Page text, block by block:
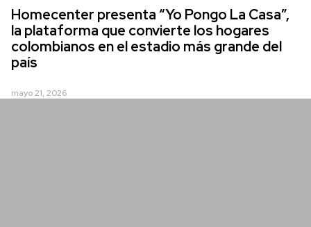
Homecenter presenta “Yo Pongo La Casa”,
la plataforma que convierte los hogares
colombianos en el estadio más grande del
país
mayo 21, 2026